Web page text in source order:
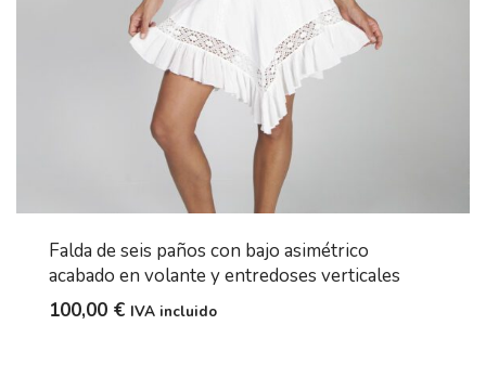
Falda de seis paños con bajo asimétrico
acabado en volante y entredoses verticales
100,00 € IVA incluido